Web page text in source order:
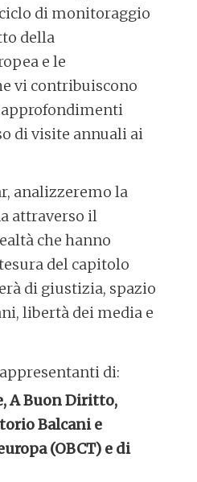
di monitoraggio
della
e le
vi contribuiscono
di visite annuali ai
analizzeremo la
attraverso il
che hanno
del capitolo
di giustizia, spazio
libertà dei media e
di:
A Buon Diritto,
Balcani e
(OBCT) e di